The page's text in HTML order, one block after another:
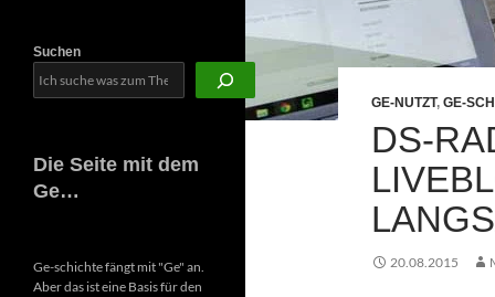
GE-NUTZT, GE-
DS-
20.08.2015
Suchen
Die Seite mit dem
Ge…
Ge-schichte fängt mit "Ge" an.
Aber das ist eine Basis für den